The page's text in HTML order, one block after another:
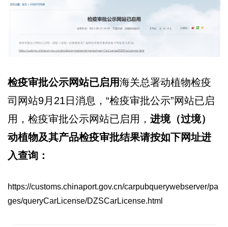
检疫审批公示网站已启用海关总署动植物检疫
司网站9月21日消息，“检疫审批公示”网站已启
用，检疫审批公示网站已启用， 进境（过境）
动植物及其产品检疫审批结果请按如下网址进
入查询：
https://customs.chinaport.gov.cn/carpubquerywebserver/pa
ges/queryCarLicense/DZSCarLicense.html